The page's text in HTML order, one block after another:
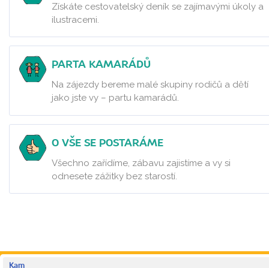
Získáte cestovatelský deník se zajímavými úkoly a
ilustracemi.
PARTA KAMARÁDŮ
Na zájezdy bereme malé skupiny rodičů a dětí
jako jste vy – partu kamarádů.
O VŠE SE POSTARÁME
Všechno zařídíme, zábavu zajistíme a vy si
odnesete zážitky bez starostí.
Kam